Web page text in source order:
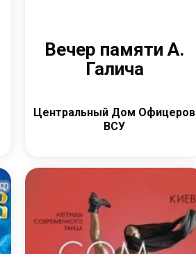
Вечер памяти А.
Галича
Центральный Дом Офицеров
ВСУ